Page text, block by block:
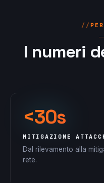
I numeri
<30s
MITIGAZIONE
Dal rilevamento alla
rete.